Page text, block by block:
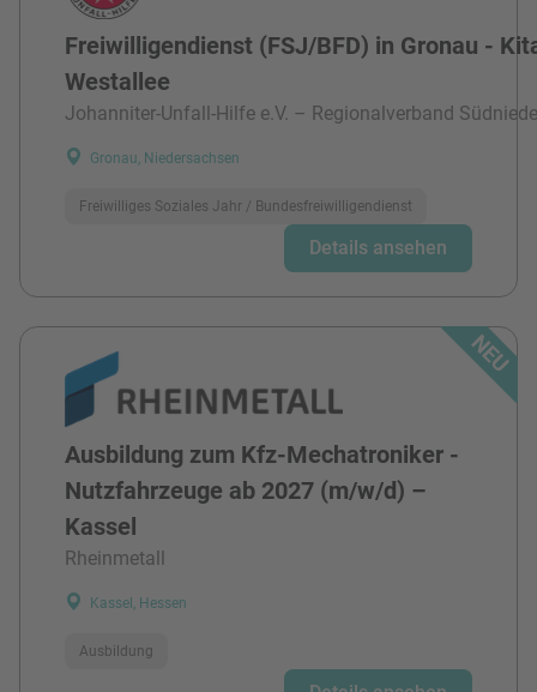
Freiwilligendienst (FSJ/BFD) in Gronau -
Westallee
Johanniter-Unfall-Hilfe e.V. – Regionalverband
Gronau, Niedersachsen
Freiwilliges Soziales Jahr / Bundesfreiwilligendienst
Details ansehen
Ausbildung zum Kfz-Mechatroniker -
Nutzfahrzeuge ab 2027 (m/w/d) –
Kassel
Rheinmetall
Kassel, Hessen
Ausbildung